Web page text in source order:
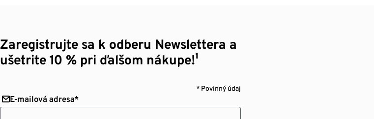
Zaregistrujte sa k odberu Newslettera a
ušetrite 10 % pri ďalšom nákupe!¹
* Povinný údaj
E-mailová adresa*